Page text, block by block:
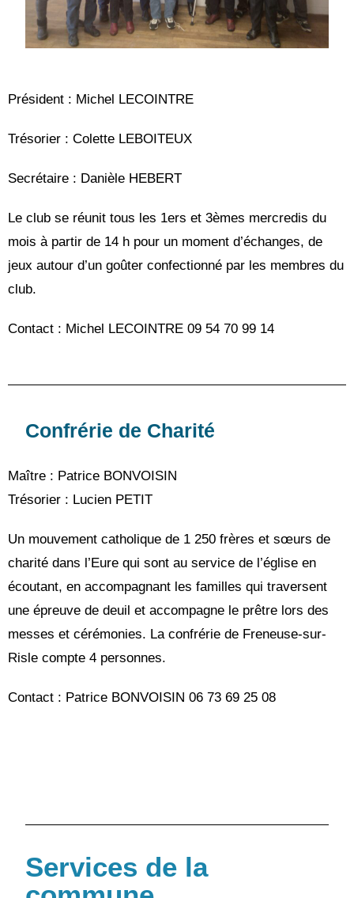
Président : Michel LECOINTRE
Trésorier : Colette LEBOITEUX
Secrétaire : Danièle HEBERT
Le club se réunit tous les 1ers et 3èmes mercredis du
mois à partir de 14 h pour un moment d’échanges, de
jeux autour d’un goûter confectionné par les membres du
club.
Contact : Michel LECOINTRE 09 54 70 99 14
Confrérie de Charité
Maître : Patrice BONVOISIN
Trésorier : Lucien PETIT
Un mouvement catholique de 1 250 frères et sœurs de
charité dans l’Eure qui sont au service de l’église en
écoutant, en accompagnant les familles qui traversent
une épreuve de deuil et accompagne le prêtre lors des
messes et cérémonies. La confrérie de Freneuse-sur-
Risle compte 4 personnes.
Contact : Patrice BONVOISIN 06 73 69 25 08
Services de la